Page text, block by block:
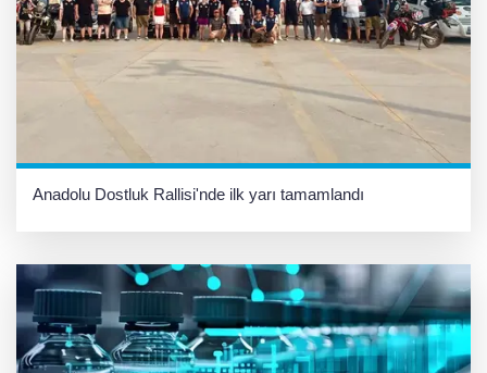
Anadolu Dostluk Rallisi'nde ilk yarı tamamlandı